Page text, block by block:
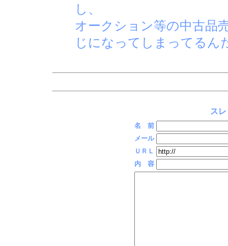
し、
オークション等の中古品
じになってしまってるん
ス
名 前
メール
ＵＲＬ
内 容